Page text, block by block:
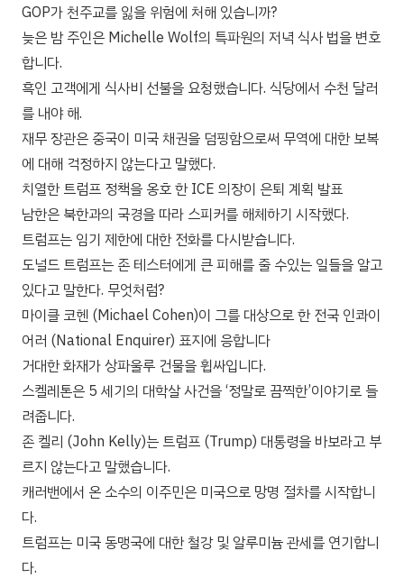
GOP가 천주교를 잃을 위험에 처해 있습니까?
늦은 밤 주인은 Michelle Wolf의 특파원의 저녁 식사 법을 변호
합니다.
흑인 고객에게 식사비 선불을 요청했습니다. 식당에서 수천 달러
를 내야 해.
재무 장관은 중국이 미국 채권을 덤핑함으로써 무역에 대한 보복
에 대해 걱정하지 않는다고 말했다.
치열한 트럼프 정책을 옹호 한 ICE 의장이 은퇴 계획 발표
남한은 북한과의 국경을 따라 스피커를 해체하기 시작했다.
트럼프는 임기 제한에 대한 전화를 다시받습니다.
도널드 트럼프는 존 테스터에게 큰 피해를 줄 수있는 일들을 알고
있다고 말한다. 무엇처럼?
마이클 코헨 (Michael Cohen)이 그를 대상으로 한 전국 인콰이
어러 (National Enquirer) 표지에 응합니다
거대한 화재가 상파울루 건물을 휩싸입니다.
스켈레톤은 5 세기의 대학살 사건을 ‘정말로 끔찍한’이야기로 들
려줍니다.
존 켈리 (John Kelly)는 트럼프 (Trump) 대통령을 바보라고 부
르지 않는다고 말했습니다.
캐러밴에서 온 소수의 이주민은 미국으로 망명 절차를 시작합니
다.
트럼프는 미국 동맹국에 대한 철강 및 알루미늄 관세를 연기합니
다.